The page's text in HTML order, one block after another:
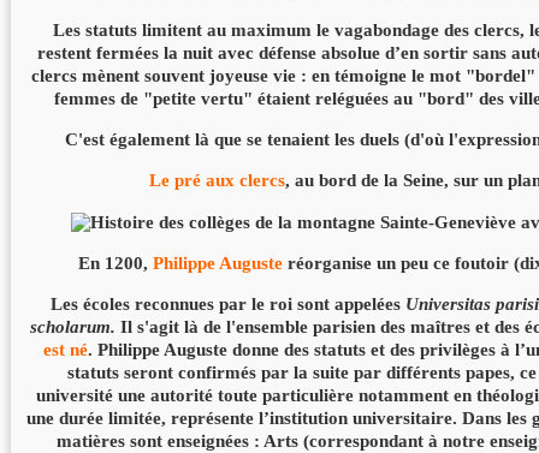
Les statuts limitent au maximum le vagabondage des clercs,
restent fermées la nuit avec défense absolue d’en sortir sans
clercs mènent souvent joyeuse vie : en témoigne le mot
femmes de "petite vertu" étaient reléguées au "bord" des
C'est également là que se tenaient les duels (d'où
Le pré aux clercs, au bord de la Seine, sur un
En 1200, Philippe Auguste réorganise un peu ce foutoir
Les écoles reconnues par le roi sont appelées Universitas
scholarum. Il s'agit là de l'ensemble parisien des maîtres et des
est né. Philippe Auguste donne des statuts et des privilèges à
statuts seront confirmés par la suite par différents papes,
université une autorité toute particulière notamment en
une durée limitée, représente l’institution universitaire. Dans les
matières sont enseignées : Arts (correspondant à notre